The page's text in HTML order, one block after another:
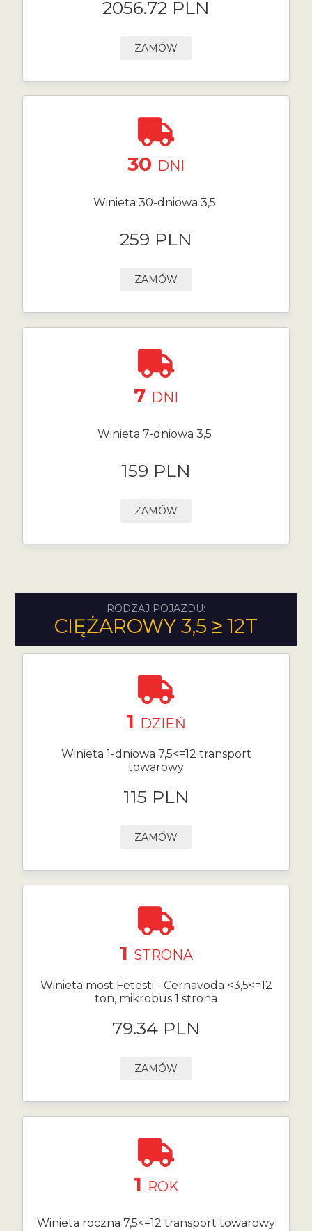
2056.72 PLN
ZAMÓW
30 DNI
Winieta 30-dniowa 3,5
259 PLN
ZAMÓW
7 DNI
Winieta 7-dniowa 3,5
159 PLN
ZAMÓW
RODZAJ POJAZDU:
CIĘŻAROWY 3,5 ≥ 12T
1 DZIEŃ
Winieta 1-dniowa 7,5<=12 transport
towarowy
115 PLN
ZAMÓW
1 STRONA
Winieta most Fetesti - Cernavoda <3,5<=12
ton, mikrobus 1 strona
79.34 PLN
ZAMÓW
1 ROK
Winieta roczna 7,5<=12 transport towarowy